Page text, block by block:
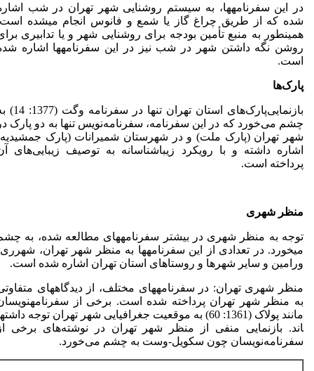
در این سفرنامه­ها، به سیستم روشنایی شهر تهران در شب
شده که از طریق چراغ گاز یا شمع و فانوس انجام می­شده
همین­طور به منبع تأمین بودجه برای روشنایی شهر و یا تدابیری
روشن نگه داشتن شهر در شب نیز در این سفرنامه­ها اشاره
است.
پارکها
بازنمایی‌پارک‌های استان تهران تنها در
چشم می‌خورد که در این سفرنامه، سفرنامه‌نویس تنها به دو پارک
شهر تهران (پارک ملت) و در شهرستان شمیرانات (پارک
اشاره داشته و با رویکرد زیباشناسانه به توصیف زیبایی‌های
پرداخته است.
منظر شهری
توجه به منظر شهری در بیشتر سفرنامه­های مطالعه شده، به
می­خورد. در تعدادی از این سفرنامه­ها به منظر شهر تهران،
ورامین و سایر شهرها و روستاهای استان تهران اشاره شده است.
منظر شهری تهران: در سفرنامه­های مختلف، از دیدگاه­های
به منظر شهر تهران پرداخته شده است. برخی از
اند. بازنمایی منفی از منظر شهر تهران در نوشته‌های برخی
سفرنامه‌نویسان چون سکویل-وست به چشم می‌خورد.